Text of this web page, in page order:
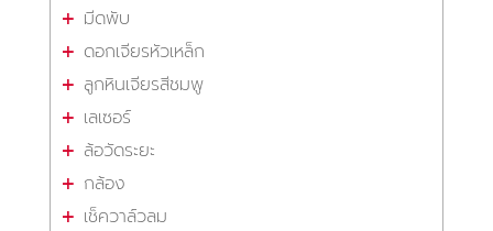
มีดพับ
ดอกเจียรหัวเหล็ก
ลูกหินเจียรสีชมพู
เลเซอร์
ล้อวัดระยะ
กล้อง
เช็ควาล์วลม